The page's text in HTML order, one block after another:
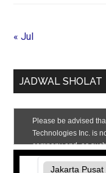
« Jul
JADWAL SHOLAT